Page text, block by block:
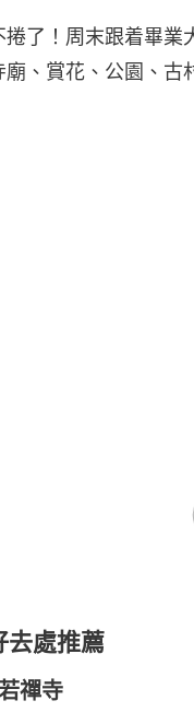
捲了！周末跟着畢業
、賞花、公園、古
去處推薦
禪寺